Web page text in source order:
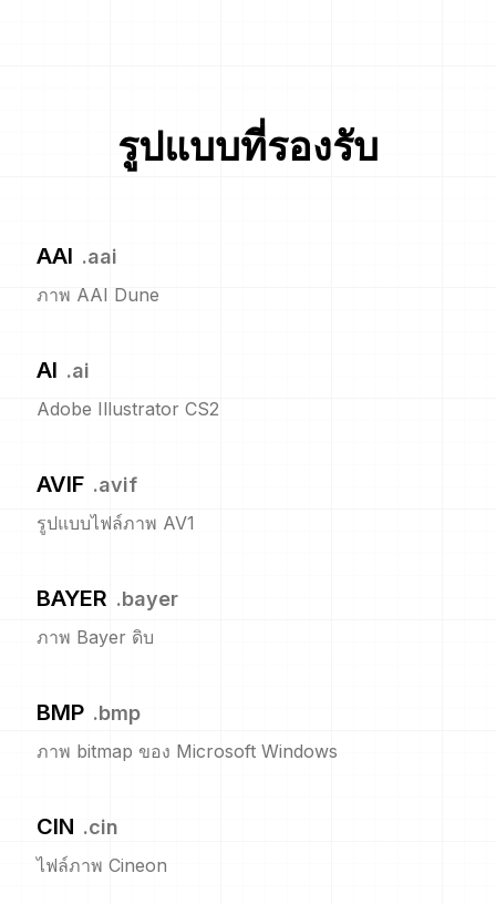
รูปแบบที่รองรับ
AAI .aai
ภาพ AAI Dune
AI .ai
Adobe Illustrator CS2
AVIF .avif
รูปแบบไฟล์ภาพ AV1
BAYER .bayer
ภาพ Bayer ดิบ
BMP .bmp
ภาพ bitmap ของ Microsoft Windows
CIN .cin
ไฟล์ภาพ Cineon